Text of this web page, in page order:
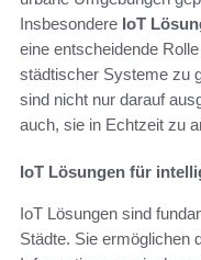
Insbesondere IoT
eine entscheidende
städtischer Systeme zu
sind nicht nur darauf
auch, sie in Echtzeit zu
IoT Lösungen für
IoT Lösungen sind
Städte. Sie ermöglichen